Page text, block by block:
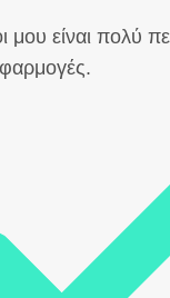
μου είναι πολύ